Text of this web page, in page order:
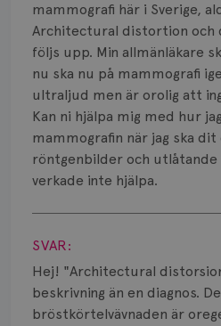
mammografi här i Sverige,
Architectural distortion och
följs upp. Min allmänläkare
nu ska nu på mammografi
ultraljud men är orolig att
Kan ni hjälpa mig med hur
mammografin när jag ska dit
röntgenbilder och utlåtande
verkade inte hjälpa.
Visa svar
SVAR:
Hej! "Architectural
beskrivning än en diagnos.
bröstkörtelvävnaden är
Prognos
Risker
Spridd bröstcancer
Strålning
Vätska